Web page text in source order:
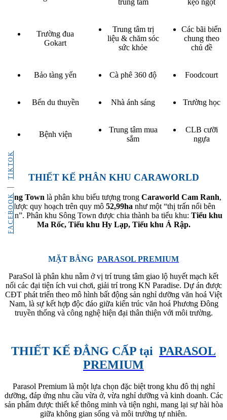
FACEBOOK
TIKTOK
trung tâm kẹo ngọt
Trường đua
Gokart
Trung tâm trị
liệu & chăm sóc
sức khỏe
Các bãi biển
chung theo
chủ đề
Bảo tàng yến Cà phê 360 độ Foodcourt
Bến du thuyền Nhà ánh sáng Trường học
Bệnh viện
Trung tâm mua
sắm
CLB cưỡi
ngựa
THIẾT KẾ PHÂN KHU CARAWORLD
Sông Town là phân khu biểu tượng trong Caraworld Cam Ranh,
được quy hoạch trên quy mô 52,99ha như một “thị trấn nổi bên
biển”. Phân khu Sông Town được chia thành ba tiểu khu: Tiểu khu
Ma Rốc, Tiểu khu Hy Lạp, Tiểu khu Ả Rập.
MẶT BẰNG PARASOL PREMIUM
ParaSol là phân khu nằm ở vị trí trung tâm giao lộ huyết mạch kết
nối các đại tiện ích vui chơi, giải trí trong KN Paradise. Dự án được
CĐT phát triển theo mô hình bất động sản nghỉ dưỡng văn hoá Việt
Nam, là sự kết hợp độc đáo giữa kiến trúc văn hoá Phương Đông
truyền thống và công nghệ hiện đại thân thiện với môi trường.
THIẾT KẾ ĐẲNG CẤP tại PARASOL
PREMIUM
Parasol Premium là một lựa chọn đặc biệt trong khu đô thị nghỉ
dưỡng, đáp ứng nhu cầu vừa ở, vừa nghỉ dưỡng và kinh doanh. Các
sản phẩm được thiết kế thông minh và tiện nghi, mang lại sự hài hòa
giữa không gian sống và môi trường tự nhiên.